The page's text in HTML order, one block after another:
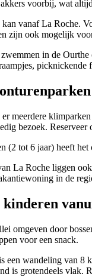
voorbij, wat
vanaf La Roche.
zijn ook mogelijk
in de
picknickende
meerdere
bezoek.
(2 tot 6 jaar) heeft
La Roche liggen
in de
kinderen
omgeven door
voor een snack.
een wandeling van 8
is grotendeels vlak.